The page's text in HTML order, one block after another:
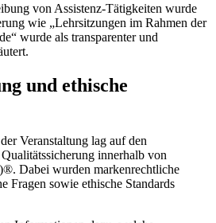
von Assistenz-Tätigkeiten wurde
wie „Lehrsitzungen im Rahmen der
wurde als transparenter und
und ethische
Veranstaltung lag auf den
innerhalb von
Dabei wurden markenrechtliche
Fragen sowie ethische Standards